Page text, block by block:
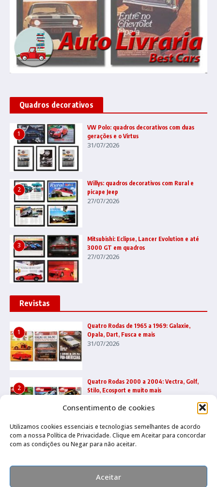
Consentimento de cookies
Utilizamos cookies essenciais e tecnologias semelhantes de acordo
com a nossa Política de Privacidade. Clique em Aceitar para concordar
com as condições ou Negar para não aceitar.
Aceitar
Quadros decorativos
1
VW Polo: quadros decorativos com duas
gerações e o Virtus
31/07/2026
2
Willys: quadros decorativos com Rural e
picape Jeep
27/07/2026
3
Mitsubishi: Eclipse, Lancer Evolution e até
3000 GT em quadros
27/07/2026
Revistas
1
Quatro Rodas de 1965 a 1969: Galaxie,
Opala, Dart, Fusca e mais
31/07/2026
2
Quatro Rodas 2000 a 2004: Vectra, Golf,
Stilo, Ecosport e muito mais
3
Quatro Rodas 1995 a 1999: Ka, Marea,
grandes esportivos e mais